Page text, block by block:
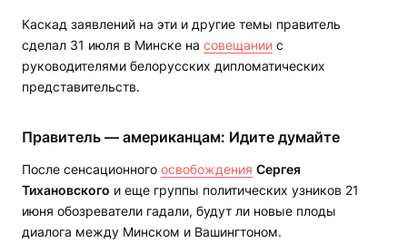
Каскад заявлений на эти и другие темы правитель
сделал 31 июля в Минске на совещании с
руководителями белорусских дипломатических
представительств.
Правитель — американцам: Идите думайте
После сенсационного освобождения Сергея
Тихановского и еще группы политических узников 21
июня обозреватели гадали, будут ли новые плоды
диалога между Минском и Вашингтоном.